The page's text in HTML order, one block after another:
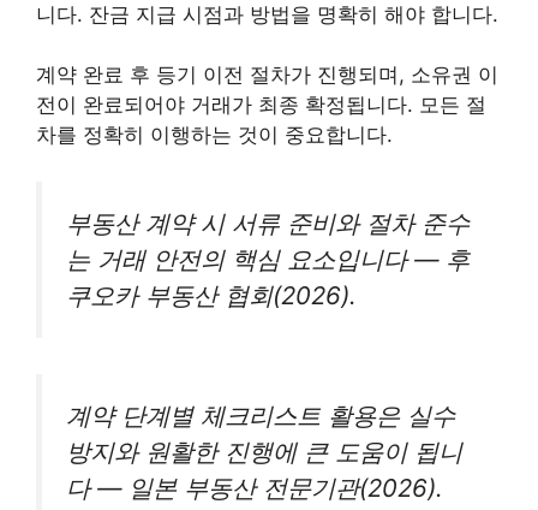
니다. 잔금 지급 시점과 방법을 명확히 해야 합니다.
계약 완료 후 등기 이전 절차가 진행되며, 소유권 이
전이 완료되어야 거래가 최종 확정됩니다. 모든 절
차를 정확히 이행하는 것이 중요합니다.
부동산 계약 시 서류 준비와 절차 준수
는 거래 안전의 핵심 요소입니다 — 후
쿠오카 부동산 협회(2026).
계약 단계별 체크리스트 활용은 실수
방지와 원활한 진행에 큰 도움이 됩니
다 — 일본 부동산 전문기관(2026).